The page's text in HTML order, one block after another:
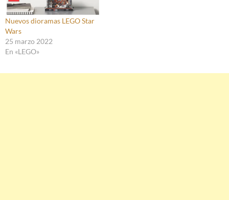
Nuevos dioramas LEGO Star
Wars
25 marzo 2022
En «LEGO»